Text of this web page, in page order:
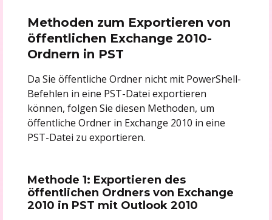
Methoden zum Exportieren von
öffentlichen Exchange 2010-
Ordnern in PST
Da Sie öffentliche Ordner nicht mit PowerShell-
Befehlen in eine PST-Datei exportieren
können, folgen Sie diesen Methoden, um
öffentliche Ordner in Exchange 2010 in eine
PST-Datei zu exportieren.
Methode 1: Exportieren des
öffentlichen Ordners von Exchange
2010 in PST mit Outlook 2010